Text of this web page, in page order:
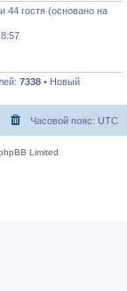
44 гостя (основано на
7338 • Новый
Часовой пояс: UTC
Limited